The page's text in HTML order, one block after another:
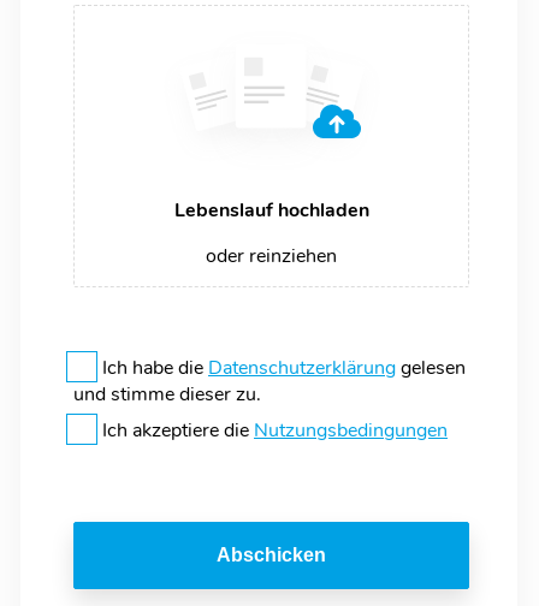
Lebenslauf hochladen
oder reinziehen
Ich habe die Datenschutzerklärunggelesen
und stimme dieser zu.
Ich akzeptiere die Nutzungsbedingungen
Abschicken